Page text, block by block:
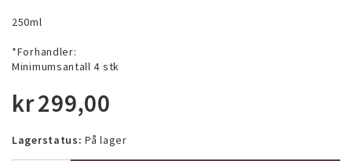
250ml
*Forhandler:
Minimumsantall 4 stk
kr299,00
Lagerstatus: På lager